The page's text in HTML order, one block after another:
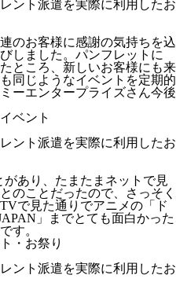
のお客様に感謝の気持ちを込
しました。パンフレットに
ところ、新しいお客様にも来
同じようなイベントを定期的
ーエンタープライズさん今後
ベント
あり、たまたまネットで見
のことだったので、さっそく
で見た通りでアニメの「ド
」までとても面白かった
す。
・お祭り